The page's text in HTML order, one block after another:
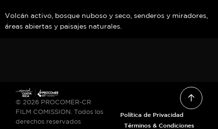
Volcán activo, bosque nuboso y seco, senderos y miradores,
áreas abiertas y paisajes naturales.
© 2026 PROCOMER-CR
FILM COMISSION. Todos los
derechos reservados
Política de Privacidad
Términos & Condiciones